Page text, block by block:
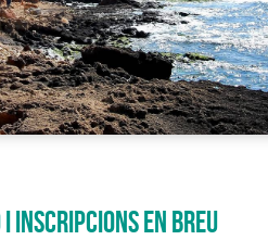
INSCRIPCIONS EN BREU